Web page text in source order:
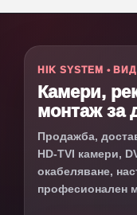
HIK SYSTEM •
Камери,
монтаж за
Продажба,
HD-TVI камери,
окабеляване,
професионален